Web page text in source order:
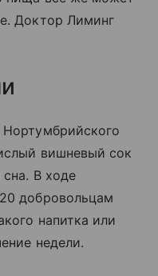
Доктор Лиминг
вишневый сок
сна. В ходе
добровольцам
напитка или
недели.